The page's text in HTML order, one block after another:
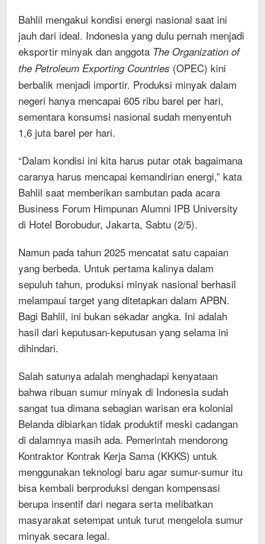
Bahlil mengakui kondisi energi nasional saat ini
jauh dari ideal. Indonesia yang dulu pernah menjadi
eksportir minyak dan anggota The Organization of
the Petroleum Exporting Countries (OPEC) kini
berbalik menjadi importir. Produksi minyak dalam
negeri hanya mencapai 605 ribu barel per hari,
sementara konsumsi nasional sudah menyentuh
1,6 juta barel per hari.
“Dalam kondisi ini kita harus putar otak bagaimana
caranya harus mencapai kemandirian energi,” kata
Bahlil saat memberikan sambutan pada acara
Business Forum Himpunan Alumni IPB University
di Hotel Borobudur, Jakarta, Sabtu (2/5).
Namun pada tahun 2025 mencatat satu capaian
yang berbeda. Untuk pertama kalinya dalam
sepuluh tahun, produksi minyak nasional berhasil
melampaui target yang ditetapkan dalam APBN.
Bagi Bahlil, ini bukan sekadar angka. Ini adalah
hasil dari keputusan-keputusan yang selama ini
dihindari.
Salah satunya adalah menghadapi kenyataan
bahwa ribuan sumur minyak di Indonesia sudah
sangat tua dimana sebagian warisan era kolonial
Belanda dibiarkan tidak produktif meski cadangan
di dalamnya masih ada. Pemerintah mendorong
Kontraktor Kontrak Kerja Sama (KKKS) untuk
menggunakan teknologi baru agar sumur-sumur itu
bisa kembali berproduksi dengan kompensasi
berupa insentif dari negara serta melibatkan
masyarakat setempat untuk turut mengelola sumur
minyak secara legal.